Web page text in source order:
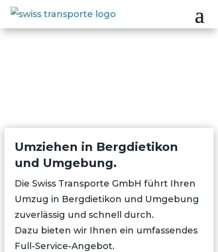
Umziehen in Bergdietikon
und Umgebung.
Die Swiss Transporte GmbH führt Ihren
Umzug in Bergdietikon und Umgebung
zuverlässig und schnell durch.
Dazu bieten wir Ihnen ein umfassendes
Full-Service-Angebot.